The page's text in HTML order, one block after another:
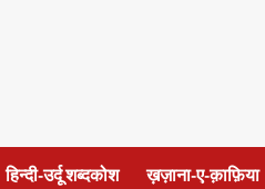
हिन्दी-उर्दू शब्दकोश ख़ज़ाना-ए-क़ाफ़िया